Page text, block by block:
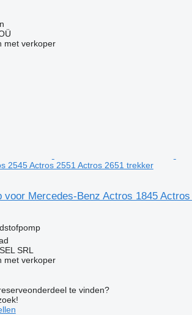
met verkoper
2545 Actros 2551 Actros 2651 trekker
voor Mercedes-Benz Actros 1845
SRL
met verkoper
te vinden?